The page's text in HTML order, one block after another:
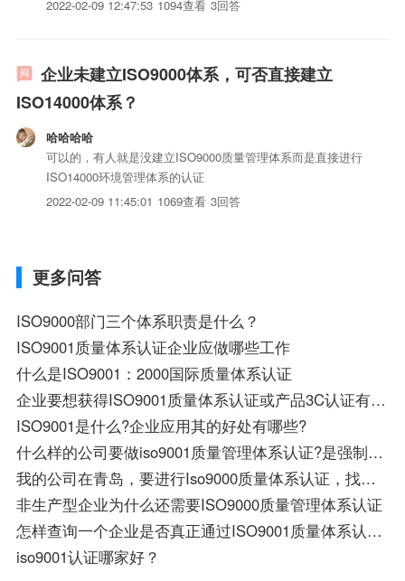
2022-02-09 12:47:53 1094查看 3回答
企业未建立ISO9000体系，可否直接建立
ISO14000体系？
哈哈哈哈
可以的，有人就是没建立ISO9000质量管理体系而是直接进行
ISO14000环境管理体系的认证
2022-02-09 11:45:01 1069查看 3回答
更多问答
ISO9000部门三个体系职责是什么？
ISO9001质量体系认证企业应做哪些工作
什么是ISO9001：2000国际质量体系认证
企业要想获得ISO9001质量体系认证或产品3C认证有哪些途径
ISO9001是什么?企业应用其的好处有哪些?
什么样的公司要做iso9001质量管理体系认证?是强制性的吗?对企业有什么影响吗?
我的公司在青岛，要进行Iso9000质量体系认证，找那家认证公司好呢？
非生产型企业为什么还需要ISO9000质量管理体系认证
怎样查询一个企业是否真正通过ISO9001质量体系认证的信息
iso9001认证哪家好？